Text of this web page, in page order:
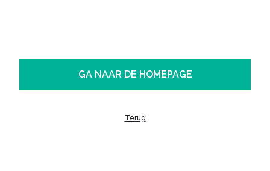
GA NAAR DE HOMEPAGE
Terug